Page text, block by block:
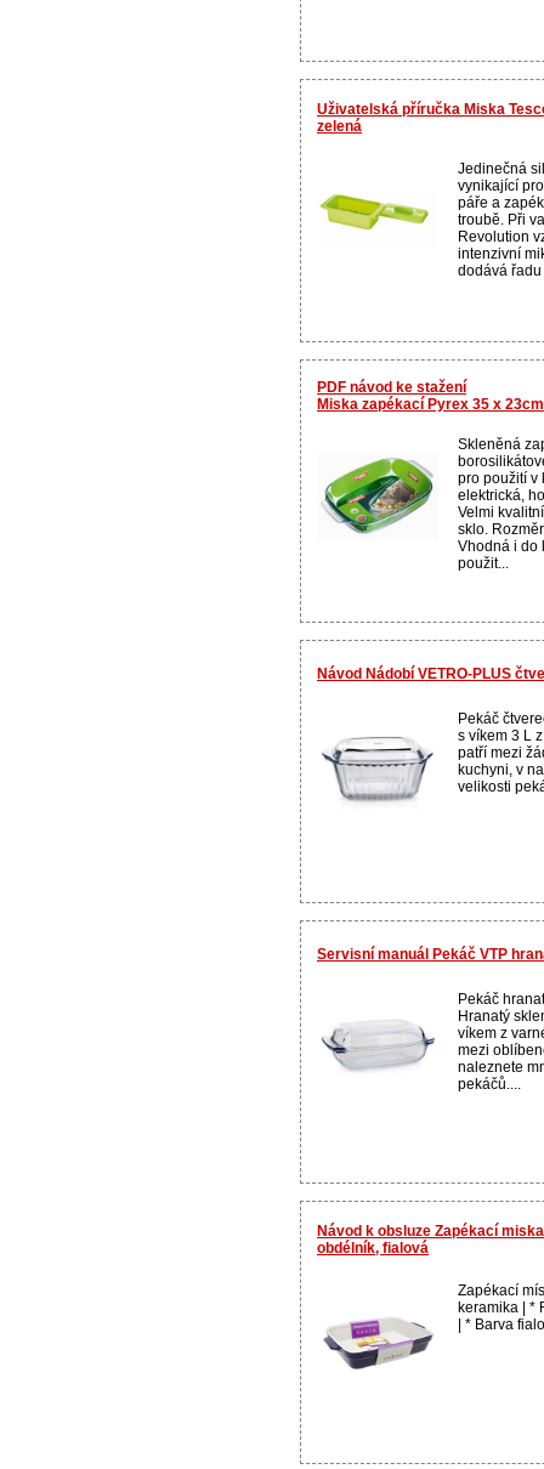
Uživatelská příručka Miska
zelená
Jedinečná
vynikající
páře a
troubě. Při
Revolution
intenzivní
dodává
PDF návod ke stažení
Miska zapékací Pyrex 35 x 23cm
Skleněná
pro použití v
elektrická,
Velmi
sklo.
Vhodná i do
použit...
Návod Nádobí VETRO-PLUS
Pekáč
s víkem 3 L
patří mezi
kuchyni, v
velikosti
Servisní manuál Pekáč VTP
Pekáč
Hranatý
víkem z
mezi
naleznete
pekáčů....
Návod k obsluze Zapékací
obdélník, fialová
Zapékací
keramika | *
| * Barva